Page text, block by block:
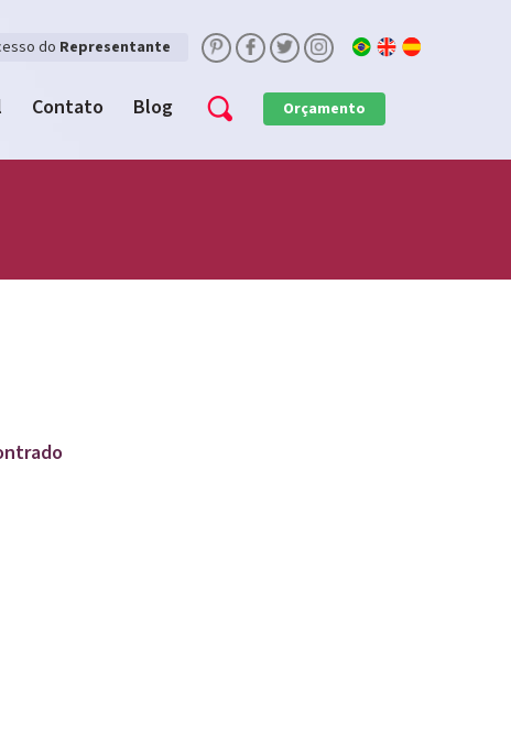
do Representante
Contato Blog Orçamento